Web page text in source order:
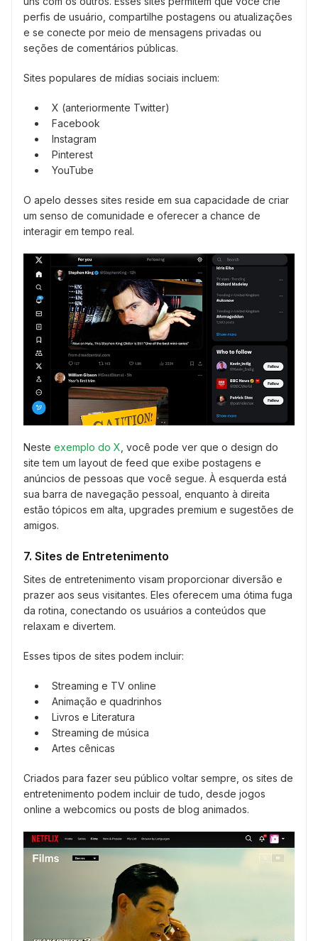
perfis de usuário, compartilhe postagens ou atualizações
e se conecte por meio de mensagens privadas ou
seções de comentários públicas.
Sites populares de mídias sociais incluem:
X (anteriormente Twitter)
Facebook
Instagram
Pinterest
YouTube
O apelo desses sites reside em sua capacidade de criar
um senso de comunidade e oferecer a chance de
interagir em tempo real.
Neste exemplo do X , você pode ver que o design do
site tem um layout de feed que exibe postagens e
anúncios de pessoas que você segue. À esquerda está
sua barra de navegação pessoal, enquanto à direita
estão tópicos em alta, upgrades premium e sugestões de
amigos.
7. Sites de Entretenimento
Sites de entretenimento visam proporcionar diversão e
prazer aos seus visitantes. Eles oferecem uma ótima fuga
da rotina, conectando os usuários a conteúdos que
relaxam e divertem.
Esses tipos de sites podem incluir:
Streaming e TV online
Animação e quadrinhos
Livros e Literatura
Streaming de música
Artes cênicas
Criados para fazer seu público voltar sempre, os sites de
entretenimento podem incluir de tudo, desde jogos
online a webcomics ou posts de blog animados.